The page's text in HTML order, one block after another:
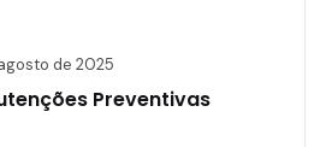
de 2025
Preventivas